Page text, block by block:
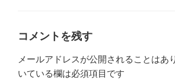
コメントを残す
メールアドレスが公開されることはあ
いている欄は必須項目です